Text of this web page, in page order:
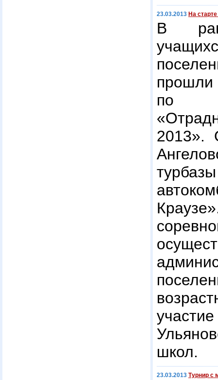
23.03.2013 На
В
по
2013».
школ.
23.03.2013 Турнир с